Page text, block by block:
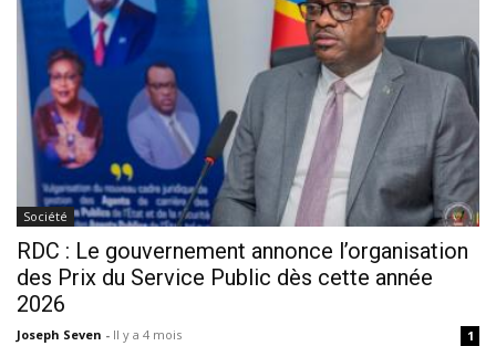
Société
RDC : Le gouvernement annonce l’organisation
des Prix du Service Public dès cette année
2026
Joseph Seven - Il y a 4 mois 1